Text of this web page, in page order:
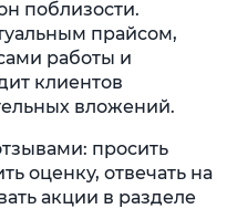
поблизости.
прайсом,
работы и
клиентов
вложений.
просить
оценку, отвечать на
акции в разделе